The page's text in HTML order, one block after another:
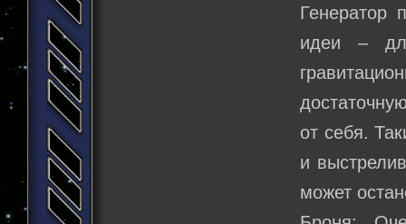
Генератор
идеи –
от себя.
и
может